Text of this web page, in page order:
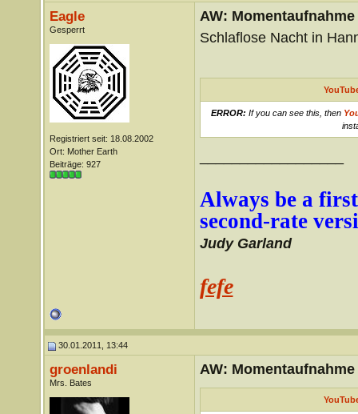
Eagle
Gesperrt
Registriert seit: 18.08.2002
Ort: Mother Earth
Beiträge: 927
AW: Momentaufnahme
Schlaflose Nacht in
ERROR: If you can see this, then
Always be a
second-rate
Judy Garland
fefe
30.01.2011, 13:44
groenlandi
Mrs. Bates
AW: Momentaufnahme